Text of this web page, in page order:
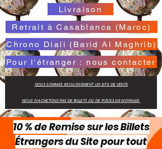
Livraison
Retrait à Casablanca (Maroc)
Chrono Diali (Barid Al Maghrib)
Pour l'étranger : nous contacter
NOUS SOMMES EXCLUSIVEMENT UN SITE DE VENTE
NOUS N'ACHETONS PAS DE BILLETS OU DE PIÈCES DE MONNAIE.
10 % de Remise sur les Billets
Étrangers du Site pour tout